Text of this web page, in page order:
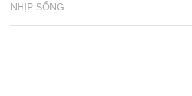
NHỊP SỐNG